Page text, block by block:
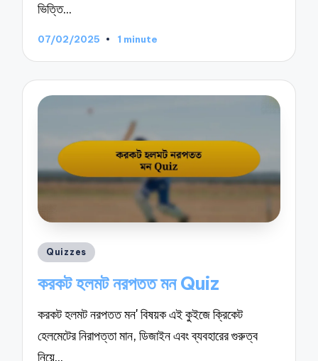
ভিত্তি…
07/02/2025 1 minute
Posted
Quizzes
করকট হলমট নরপতত মন Quiz
করকট হলমট নরপতত মন' বিষয়ক এই কুইজে ক্রিকেট
হেলমেটের নিরাপত্তা মান, ডিজাইন এবং ব্যবহারের গুরুত্ব
নিয়ে…